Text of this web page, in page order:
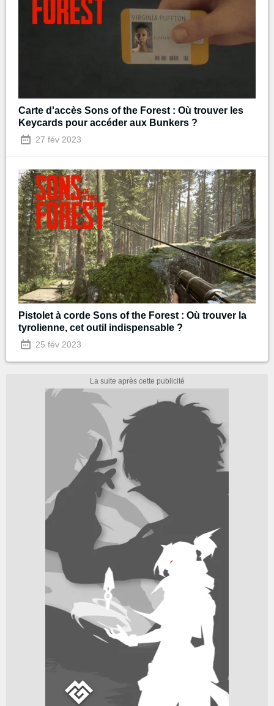
Carte d'accès Sons of the Forest : Où trouver les
Keycards pour accéder aux Bunkers ?
27 fév 2023
Pistolet à corde Sons of the Forest : Où trouver la
tyrolienne, cet outil indispensable ?
25 fév 2023